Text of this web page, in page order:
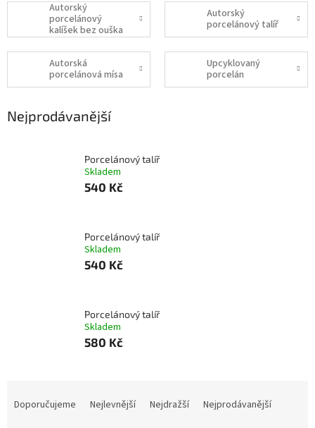
Autorský
porcelánový
kalíšek bez ouška
Autorský
porcelánový talíř
Autorská
porcelánová mísa
Upcyklovaný
porcelán
Nejprodávanější
Porcelánový talíř
Skladem
540 Kč
Porcelánový talíř
Skladem
540 Kč
Porcelánový talíř
Skladem
580 Kč
Doporučujeme Nejlevnější Nejdražší
Nejprodávanější